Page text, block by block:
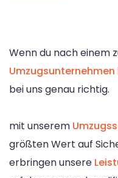
Wenn du nach einem
Umzugsunternehmen
bei uns genau richtig.
mit unserem
größten Wert auf
erbringen unsere